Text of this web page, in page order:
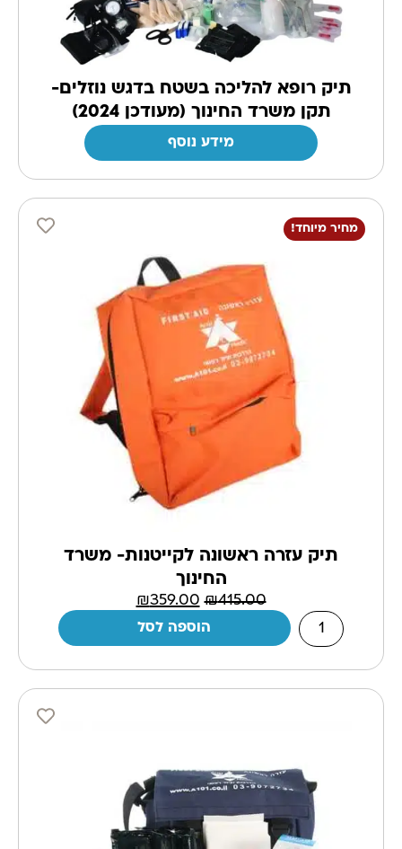
תיק רופא להליכה בשטח בדגש נוזלים-
תקן משרד החינוך (מעודכן 2024)
מידע נוסף
מחיר מיוחד!
תיק עזרה ראשונה לקייטנות- משרד
החינוך
₪415.00
₪359.00
הוספה לסל